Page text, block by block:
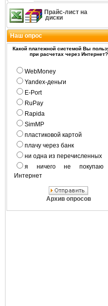
Прайс-лист на
диски
Наш опрос
Какой платежной системой Вы
при расчетах через Интернет?
WebMoney
Yandex-деньги
E-Port
RuPay
Rapida
SimMP
пластиковой картой
плачу через банк
ни одна из перечисленных
я ничего не покупаю
Интернет
Архив опросов